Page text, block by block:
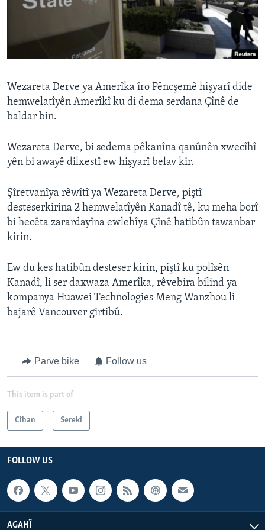
ÇAND Û HUNER
Learning English
FOLLOW US
Wezareta Derve ya Amerîka îro Pêncşemê hişyarî dide
hemwelatîyên Amerîkî ku di dema serdana Çînê de
baldar bin.
Wezareta Derve, bi sedema pêkanîna qanûnên xwecîhî
yên bi awayê dilxestî ew hişyarî belav kir.
Şîretvanîya rêwîtî ya Wezareta Derve, piştî
desteserkirina 2 hemwelatîyên Kanadî tê, ku meha borî
bi hecêta zarardayîna ewlehîya Çînê hatibûn tawanbar
kirin.
Ew du kes hatibûn desteser kirin, piştî ku polîsên
Kanadî, li ser daxwaza Amerîka, rêvebira bilind ya
kompanya Huawei Technologies Meng Wanzhou li
bajarê Vancouver girtibû.
Parve bike Follow us
This item is part of
Cîhan Serekî
FOLLOW US
AGAHÎ